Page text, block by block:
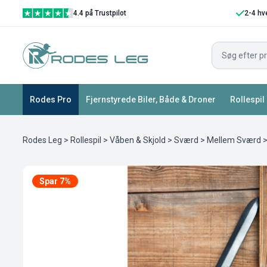
4.4 på Trustpilot 2-4
Rodes Pro Fjernstyrede Biler, Både & Droner Rollespil
Rodes Leg > Rollespil > Våben & Skjold > Sværd > Mellem Sværd
Spar 7%